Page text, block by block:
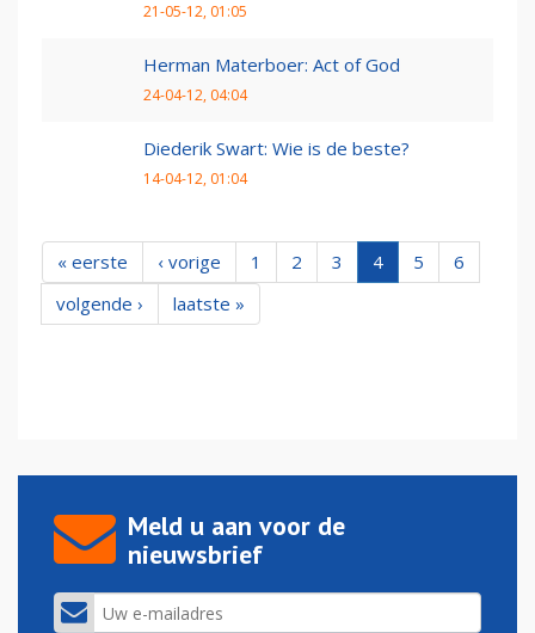
21-05-12, 01:05
Herman Materboer: Act of God
24-04-12, 04:04
Diederik Swart: Wie is de beste?
14-04-12, 01:04
« eerste ‹ vorige 1 2 3 4 5
6
volgende ›
laatste »
Meld u aan voor de
nieuwsbrief